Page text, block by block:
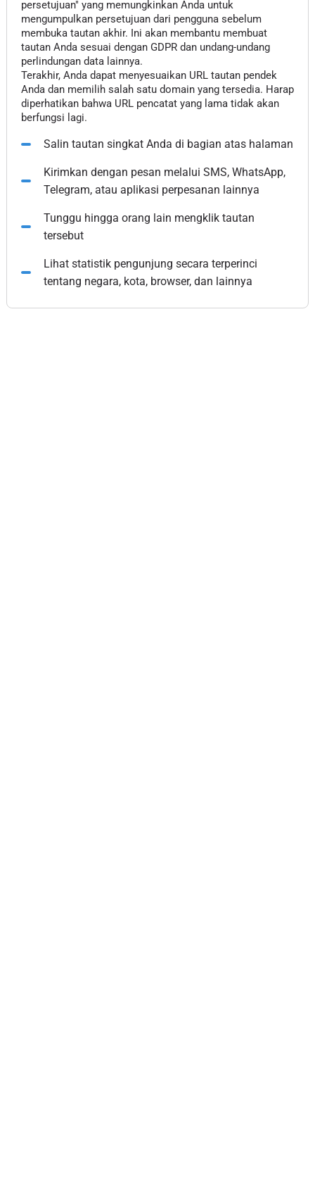
persetujuan" yang memungkinkan Anda untuk
mengumpulkan persetujuan dari pengguna sebelum
membuka tautan akhir. Ini akan membantu membuat
tautan Anda sesuai dengan GDPR dan undang-undang
perlindungan data lainnya.
Terakhir, Anda dapat menyesuaikan URL tautan pendek
Anda dan memilih salah satu domain yang tersedia. Harap
diperhatikan bahwa URL pencatat yang lama tidak akan
berfungsi lagi.
Salin tautan singkat Anda di bagian atas halaman
Kirimkan dengan pesan melalui SMS, WhatsApp,
Telegram, atau aplikasi perpesanan lainnya
Tunggu hingga orang lain mengklik tautan
tersebut
Lihat statistik pengunjung secara terperinci
tentang negara, kota, browser, dan lainnya